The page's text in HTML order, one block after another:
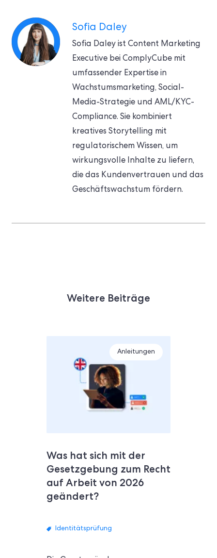
Sofia Daley
Sofia Daley ist Content Marketing
Executive bei ComplyCube mit
umfassender Expertise in
Wachstumsmarketing, Social-
Media-Strategie und AML/KYC-
Compliance. Sie kombiniert
kreatives Storytelling mit
regulatorischem Wissen, um
wirkungsvolle Inhalte zu liefern,
die das Kundenvertrauen und das
Geschäftswachstum fördern.
Weitere Beiträge
Anleitungen
Was hat sich mit der
Gesetzgebung zum Recht
auf Arbeit von 2026
geändert?
Identitätsprüfung